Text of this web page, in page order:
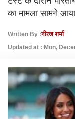
का मामला सामने
Written By :नीरज शर्मा
Updated at : Mon,